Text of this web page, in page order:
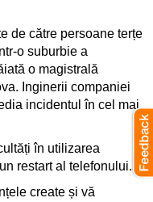
de către persoane terțe
o suburbie a
o magistrală
Inginerii companiei
incidentul în cel mai
în utilizarea
restart al telefonului.
create și vă